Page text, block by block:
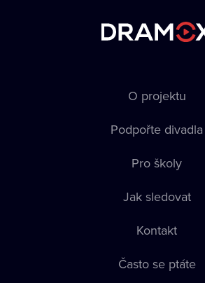
O projektu
Podpořte divadla
Pro školy
Jak sledovat
Kontakt
Často se ptáte